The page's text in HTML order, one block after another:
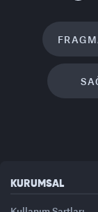
KURUMSAL